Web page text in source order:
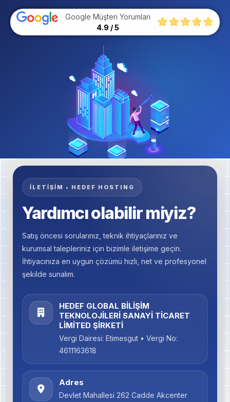
Google Müşteri Yorumları
4.9 / 5
İLETİŞİM • HEDEF HOSTING
Yardımcı olabilir miyiz?
Satış öncesi sorularınız, teknik ihtiyaçlarınız ve
kurumsal talepleriniz için bizimle iletişime geçin.
İhtiyacınıza en uygun çözümü hızlı, net ve profesyonel
şekilde sunalım.
HEDEF GLOBAL BİLİŞİM
TEKNOLOJİLERİ SANAYİ TİCARET
LİMİTED ŞİRKETİ
Vergi Dairesi: Etimesgut • Vergi No:
4611163618
Adres
Devlet Mahallesi 262 Cadde Akcenter